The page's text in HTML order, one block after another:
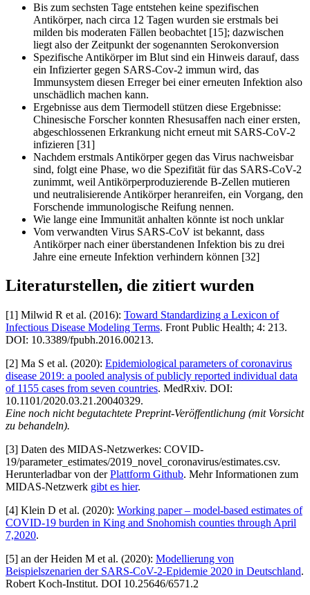
Bis zum sechsten Tage entstehen keine spezifischen
Antikörper, nach circa 12 Tagen wurden sie erstmals bei
milden bis moderaten Fällen beobachtet [15]; dazwischen
liegt also der Zeitpunkt der sogenannten Serokonversion
Spezifische Antikörper im Blut sind ein Hinweis darauf, dass
ein Infizierter gegen SARS-Cov-2 immun wird, das
Immunsystem diesen Erreger bei einer erneuten Infektion also
unschädlich machen kann.
Ergebnisse aus dem Tiermodell stützen diese Ergebnisse:
Chinesische Forscher konnten Rhesusaffen nach einer ersten,
abgeschlossenen Erkrankung nicht erneut mit SARS-CoV-2
infizieren [31]
Nachdem erstmals Antikörper gegen das Virus nachweisbar
sind, folgt eine Phase, wo die Spezifität für das SARS-CoV-2
zunimmt, weil Antikörperproduzierende B-Zellen mutieren
und neutralisierende Antikörper heranreifen, ein Vorgang, den
Forschende immunologische Reifung nennen.
Wie lange eine Immunität anhalten könnte ist noch unklar
Vom verwandten Virus SARS-CoV ist bekannt, dass
Antikörper nach einer überstandenen Infektion bis zu drei
Jahre eine erneute Infektion verhindern können [32]
Literaturstellen, die zitiert wurden
[1] Milwid R et al. (2016): Toward Standardizing a Lexicon of
Infectious Disease Modeling Terms. Front Public Health; 4: 213.
DOI: 10.3389/fpubh.2016.00213.
[2] Ma S et al. (2020): Epidemiological parameters of coronavirus
disease 2019: a pooled analysis of publicly reported individual data
of 1155 cases from seven countries. MedRxiv. DOI:
10.1101/2020.03.21.20040329.
Eine noch nicht begutachtete Preprint-Veröffentlichung (mit Vorsicht
zu behandeln).
[3] Daten des MIDAS-Netzwerkes: COVID-
19/parameter_estimates/2019_novel_coronavirus/estimates.csv.
Herunterladbar von derPlattform Github. Mehr Informationen zum
MIDAS-Netzwerk gibt es hier.
[4] Klein D et al. (2020): Working paper – model-based estimates of
COVID-19 burden in King and Snohomish counties through April
7,2020.
[5] an der Heiden M et al. (2020): Modellierung von
Beispielszenarien der SARS-CoV-2-Epidemie 2020 in Deutschland.
Robert Koch-Institut. DOI 10.25646/6571.2